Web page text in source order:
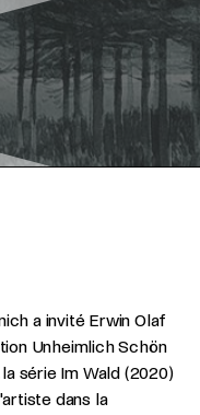
a invité Erwin Olaf
Unheimlich Schön
série Im Wald (2020)
dans la